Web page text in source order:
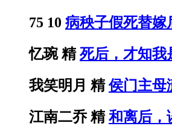
75 10 病秧子假死替嫁
忆琬精 死后，才知我
我笑明月 精 侯门主
江南二乔精 和离后